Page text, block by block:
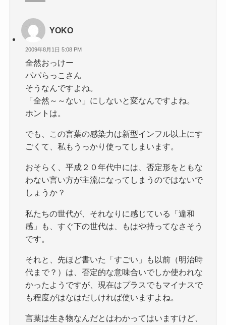
YOKO
2009年8月1日 5:08 PM
全然おっけー
パパらっこさん
そうなんですよね。
「全然～～ない」にしないと変なんですよね。
ホントは。
でも、この言葉の感染力は新型インフル以上にす
ごくて、私もうっかり使ってしまいます。
おそらく、平成２０年代中には、否定形をともな
わない言い方が主流になってしまうのではないで
しょうか？
私たちの世代が、それなりに感じている「違和
感」も、すぐ下の世代は、もはや持ってなさそう
です。
それと、先ほど書いた「すごい」も以前（明治時
代まで？）は、否定的な意味合いでしか使われな
かったようですが、現在はプラスでもマイナスで
も程度がはなはだしければ使いますよね。
言葉は生き物なんだとはわかってはいますけど、